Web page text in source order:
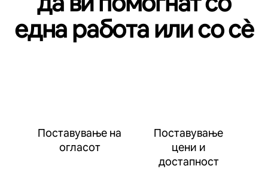
една работа или со сѐ
Поставување на
огласот
Поставување
цени и
достапност